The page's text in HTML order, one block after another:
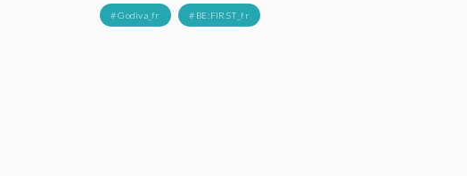
# Godiva_fr # BE:FIRST_fr